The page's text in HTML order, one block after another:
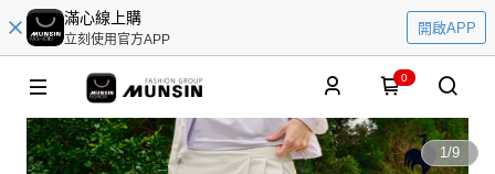
滿心線上購
立刻使用官方APP
開啟APP
0
1/9